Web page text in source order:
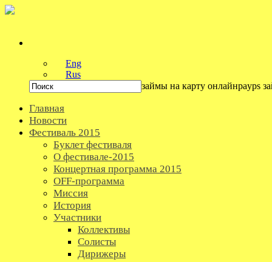
Eng
Rus
займы на карту онлайнpayps
Главная
Новости
Фестиваль 2015
Буклет фестиваля
О фестивале-2015
Концертная программа 2015
OFF-программа
Миссия
История
Участники
Коллективы
Солисты
Дирижеры